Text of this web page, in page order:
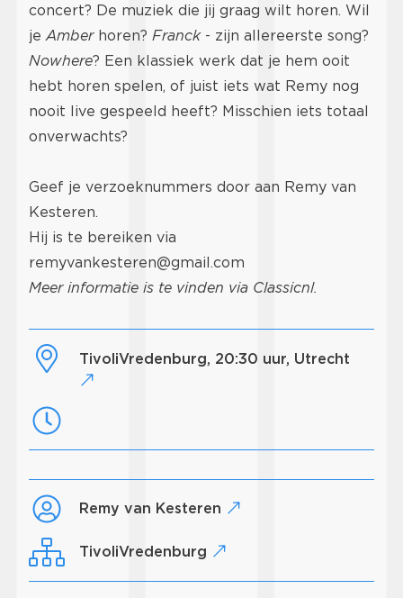
concert? De muziek die jij graag wilt horen. Wil
jeAmberhoren? Franck- zijn allereerste song?
Nowhere? Een klassiek werk dat je hem ooit
hebt horen spelen, of juist iets wat Remy nog
nooit live gespeeld heeft? Misschien iets totaal
onverwachts?
Geef je verzoeknummers door aan Remy van
Kesteren.
Hij is te bereiken via
remyvankesteren@gmail.com
Meer informatie is te vinden via Classicnl.
TivoliVredenburg, 20:30 uur, Utrecht
Remy van Kesteren
TivoliVredenburg